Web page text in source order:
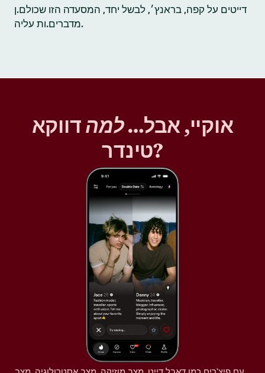
דייטים על קפה, בראנץ׳, לבשל יחד, המסעדה הזו שכולם.ן
מדברים.ות עליה.
אוקיי, אבל…למהדווקא
טינדר?